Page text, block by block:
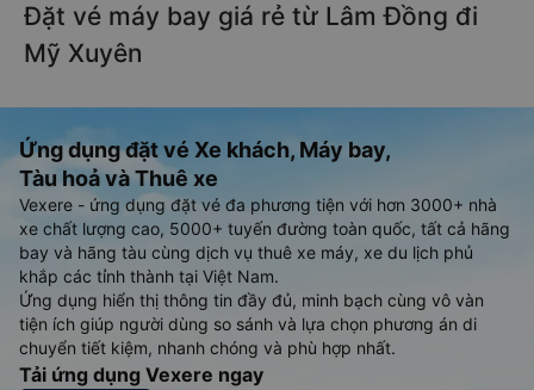
Đặt vé máy bay giá rẻ từ Lâm Đồng đi
Mỹ Xuyên
Ứng dụng đặt vé Xe khách, Máy bay,
Tàu hoả và Thuê xe
Vexere - ứng dụng đặt vé đa phương tiện với hơn 3000+ nhà
xe chất lượng cao, 5000+ tuyến đường toàn quốc, tất cả hãng
bay và hãng tàu cùng dịch vụ thuê xe máy, xe du lịch phủ
khắp các tỉnh thành tại Việt Nam.
Ứng dụng hiển thị thông tin đầy đủ, minh bạch cùng vô vàn
tiện ích giúp người dùng so sánh và lựa chọn phương án di
chuyển tiết kiệm, nhanh chóng và phù hợp nhất.
Tải ứng dụng Vexere ngay